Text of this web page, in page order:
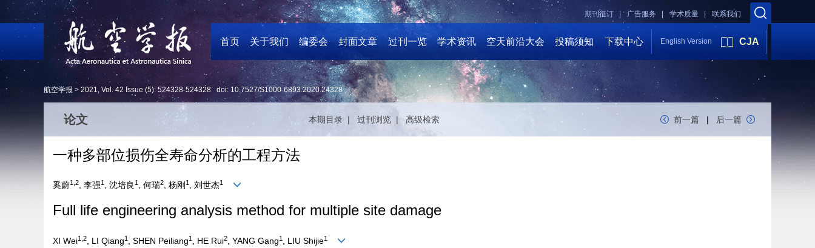
联系我们
学术质量 |
广告服务 |
期刊征订 |
首页 关于我们 编委会 封面文章 过刊一览 学术资讯 空天前沿大会 投稿须知 下载中心 English Version CJA
航空学报 > 2021, Vol. 42 Issue (5): 524328-524328 doi:10.7527/S1000-6893.2020.24328
论文 本期目录 | 过刊浏览 | 高级检索 前一篇 | 后一篇
一种多部位损伤全寿命分析的工程方法
奚蔚1,2, 李强1 , 沈培良 1 , 何瑞2, 杨刚 1 , 刘世杰1
Full life engineering analysis method for multiple site damage
XI Wei1,2 , LI Qiang1 , SHEN Peiliang1 , HE Rui2 , YANG Gang1 , LIU Shijie1